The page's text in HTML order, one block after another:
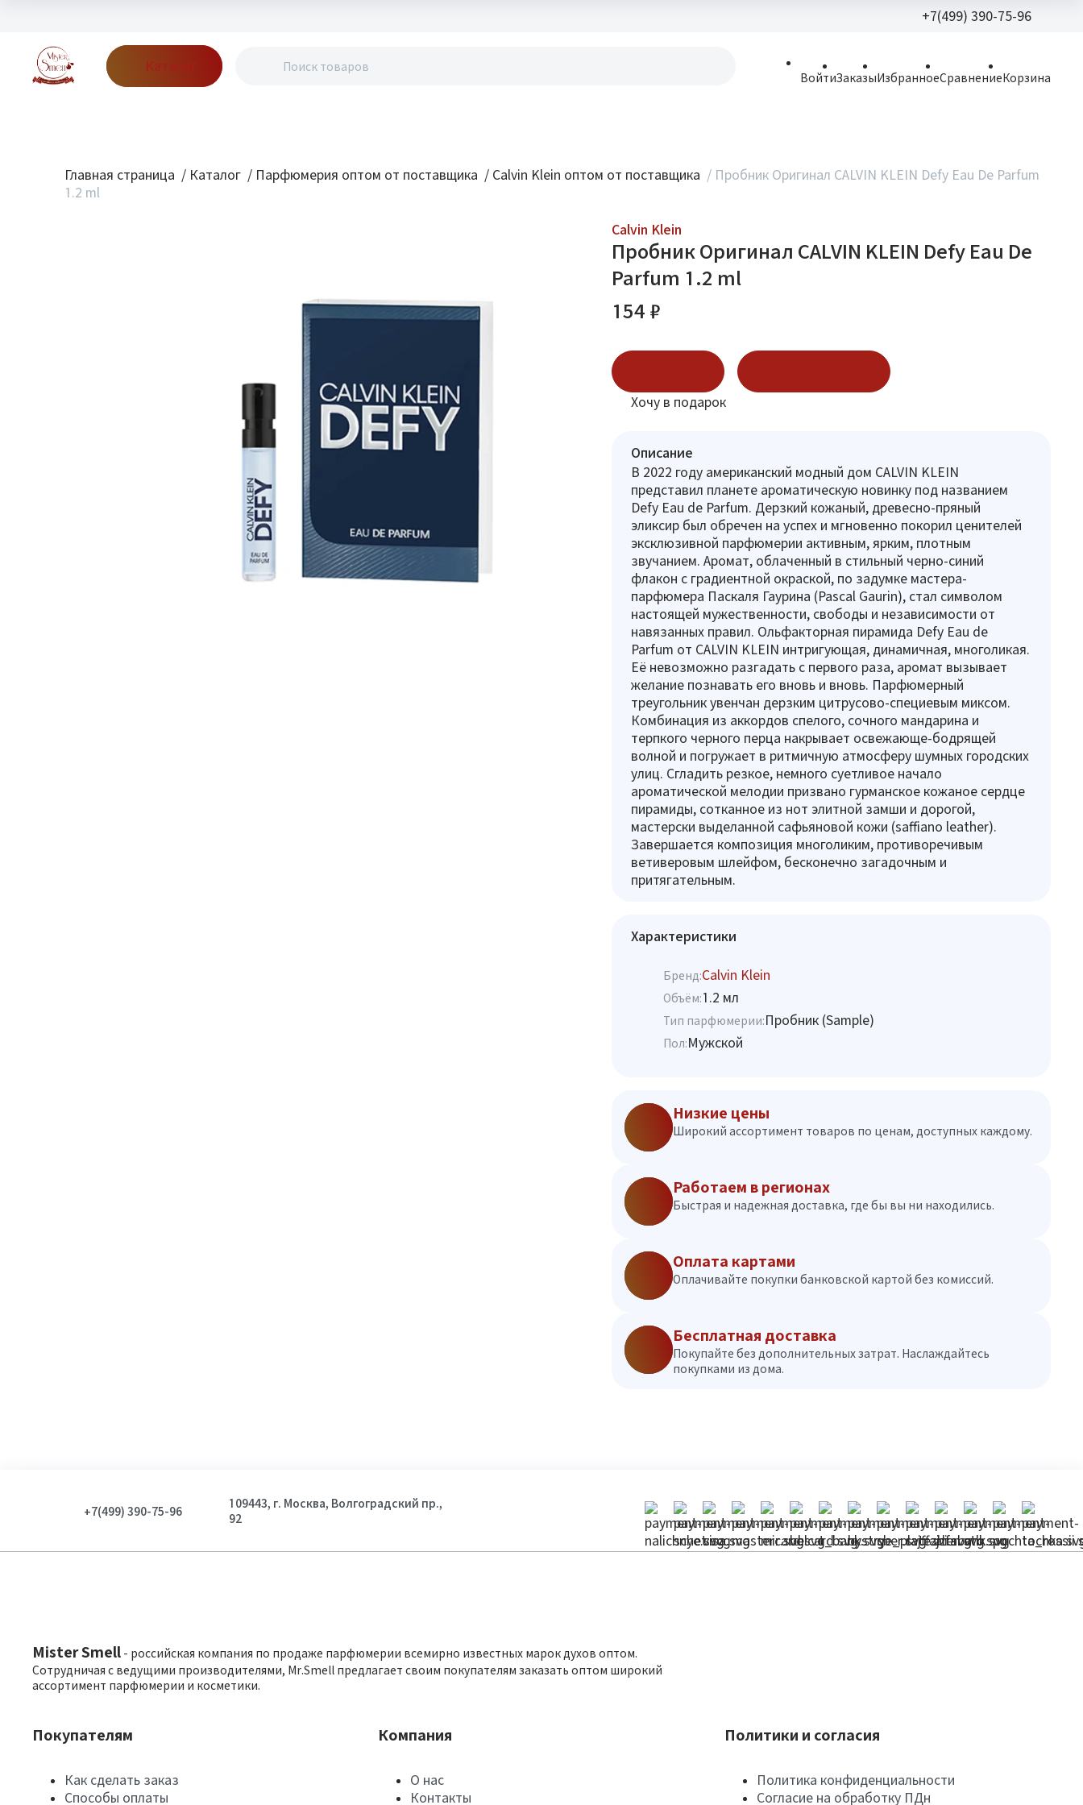
+7(499) 390-75-96
Волгоградский
Каталог
ВойтиЗаказыИзбранноеСравнениеКорзина
Главная страница / Каталог / Парфюмерия оптом от поставщика / Calvin Klein оптом от поставщика / Пробник Оригинал CALVIN KLEIN Defy Eau De Parfum
1.2 ml
Calvin Klein
Пробник Оригинал CALVIN KLEIN Defy Eau De
Parfum 1.2 ml
154 ₽
Хочу в подарок
Описание
В 2022 году американский модный дом CALVIN KLEIN
представил планете ароматическую новинку под названием
Defy Eau de Parfum. Дерзкий кожаный, древесно-пряный
эликсир был обречен на успех и мгновенно покорил ценителей
эксклюзивной парфюмерии активным, ярким, плотным
звучанием. Аромат, облаченный в стильный черно-синий
флакон с градиентной окраской, по задумке мастера-
парфюмера Паскаля Гаурина (Pascal Gaurin), стал символом
настоящей мужественности, свободы и независимости от
навязанных правил. Ольфакторная пирамида Defy Eau de
Parfum от CALVIN KLEIN интригующая, динамичная, многоликая.
Её невозможно разгадать с первого раза, аромат вызывает
желание познавать его вновь и вновь. Парфюмерный
треугольник увенчан дерзким цитрусово-специевым миксом.
Комбинация из аккордов спелого, сочного мандарина и
терпкого черного перца накрывает освежающе-бодрящей
волной и погружает в ритмичную атмосферу шумных городских
улиц. Сгладить резкое, немного суетливое начало
ароматической мелодии призвано гурманское кожаное сердце
пирамиды, сотканное из нот элитной замши и дорогой,
мастерски выделанной сафьяновой кожи (saffiano leather).
Завершается композиция многоликим, противоречивым
ветиверовым шлейфом, бесконечно загадочным и
притягательным.
Характеристики
Бренд:Calvin Klein
Объём:1.2 мл
Тип парфюмерии:Пробник (Sample)
Пол:Мужской
Низкие цены
Широкий ассортимент товаров по ценам, доступных каждому.
Работаем в регионах
Быстрая и надежная доставка, где бы вы ни находились.
Оплата картами
Оплачивайте покупки банковской картой без комиссий.
Бесплатная доставка
Покупайте без дополнительных затрат. Наслаждайтесь
покупками из дома.
+7(499) 390-75-96
109443, г. Москва, Волгоградский пр.,
92
Mister Smell - российская компания по продаже парфюмерии всемирно известных марок духов оптом.
Сотрудничая с ведущими производителями, Mr.Smell предлагает своим покупателям заказать оптом широкий
ассортимент парфюмерии и косметики.
Покупателям
Как сделать заказ
Способы оплаты
Компания
О нас
Контакты
Политики и согласия
Политика конфиденциальности
Согласие на обработку ПДн